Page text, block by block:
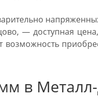
— доступная
в